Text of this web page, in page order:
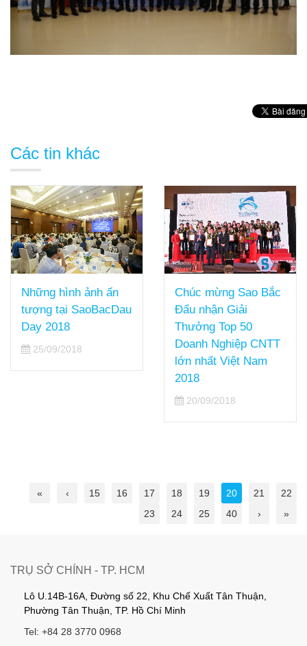
Các tin khác
Những hình ảnh ấn
tượng tại SaoBacDau
Day 2018
25/09/2018
Chúc mừng Sao Bắc
Đẩu nhận Giải
Thưởng Top 50
Doanh Nghiệp CNTT
lớn nhất Việt Nam
2018
20/09/2018
« ‹ 15 16 17 18 19 20 21
22
23
24 25 40 › »
TRỤ SỞ CHÍNH - TP. HCM
Lô U.14B-16A, Đường số 22, Khu Chế Xuất Tân Thuận,
Phường Tân Thuận, TP. Hồ Chí Minh
Tel: +84 28 3770 0968